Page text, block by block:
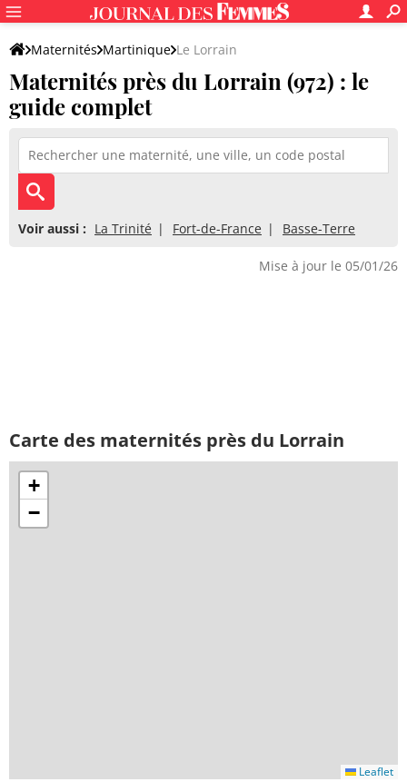
Maternités Martinique Le Lorrain
Maternités près du Lorrain (972) : le
guide complet
Voir aussi : La Trinité Fort-de-France Basse-Terre
Mise à jour le 05/01/26
Carte des maternités près du Lorrain
+
−
Leaflet